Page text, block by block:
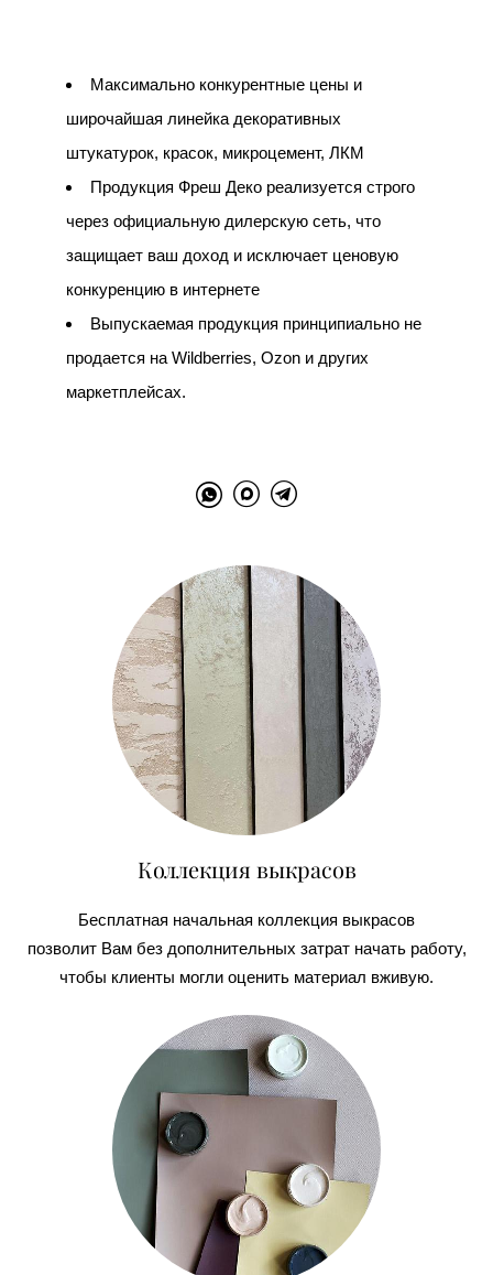
Максимально конкурентные цены и
широчайшая линейка декоративных
штукатурок, красок, микроцемент, ЛКМ
Продукция Фреш Деко реализуется строго
через официальную дилерскую сеть, что
защищает ваш доход и исключает ценовую
конкуренцию в интернете
Выпускаемая продукция принципиально не
продается на Wildberries, Ozon и других
маркетплейсах.
Коллекция выкрасов
Бесплатная начальная коллекция выкрасов
позволит Вам без дополнительных затрат начать работу,
чтобы клиенты могли оценить материал вживую.